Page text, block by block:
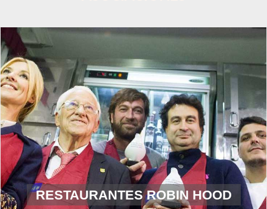
RESTAURANTES ROBIN HOOD